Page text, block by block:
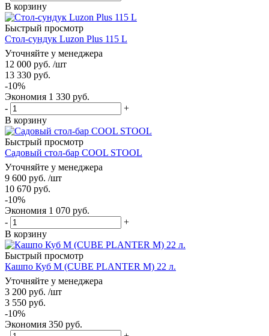
В корзину
Быстрый просмотр
Стол-сундук Luzon Plus 115 L
Уточняйте у менеджера
12 000 руб. /шт
13 330 руб.
-10%
Экономия 1 330 руб.
-
+
В корзину
Быстрый просмотр
Садовый стол-бар COOL STOOL
Уточняйте у менеджера
9 600 руб. /шт
10 670 руб.
-10%
Экономия 1 070 руб.
-
+
В корзину
Быстрый просмотр
Кашпо Куб М (CUBE PLANTER M) 22 л.
Уточняйте у менеджера
3 200 руб. /шт
3 550 руб.
-10%
Экономия 350 руб.